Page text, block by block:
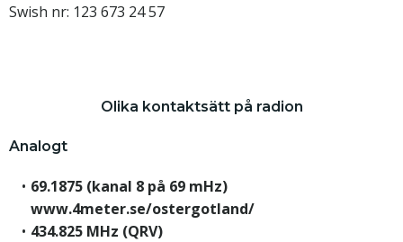
Swish nr: 123 673 24 57
Olika kontaktsätt på radion
Analogt
69.1875 (kanal 8 på 69 mHz)
www.4meter.se/ostergotland/
434.825 MHz (QRV)